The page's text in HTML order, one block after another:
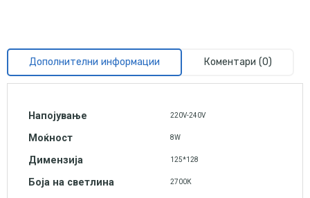
Дополнителни информации Коментари (0)
Напојување 220V-240V
Моќност 8W
Димензија 125*128
Боја на светлина 2700К